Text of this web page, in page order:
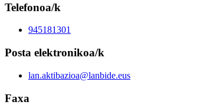
Telefonoa/k
945181301
Posta elektronikoa/k
lan.aktibazioa@lanbide.eus
Faxa